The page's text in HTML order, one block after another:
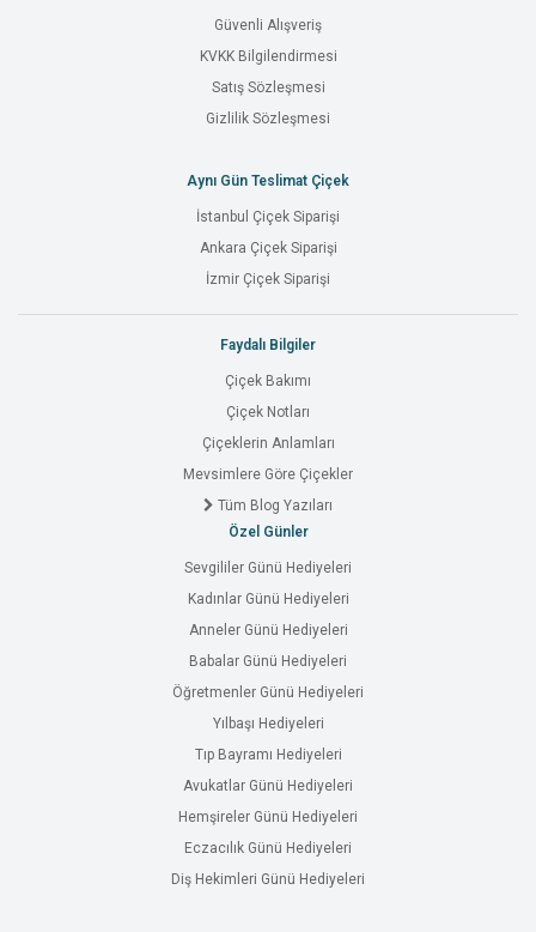
Güvenli Alışveriş
KVKK Bilgilendirmesi
Satış Sözleşmesi
Gizlilik Sözleşmesi
Aynı Gün Teslimat Çiçek
İstanbul Çiçek Siparişi
Ankara Çiçek Siparişi
İzmir Çiçek Siparişi
Faydalı Bilgiler
Çiçek Bakımı
Çiçek Notları
Çiçeklerin Anlamları
Mevsimlere Göre Çiçekler
Tüm Blog Yazıları
Özel Günler
Sevgililer Günü Hediyeleri
Kadınlar Günü Hediyeleri
Anneler Günü Hediyeleri
Babalar Günü Hediyeleri
Öğretmenler Günü Hediyeleri
Yılbaşı Hediyeleri
Tıp Bayramı Hediyeleri
Avukatlar Günü Hediyeleri
Hemşireler Günü Hediyeleri
Eczacılık Günü Hediyeleri
Diş Hekimleri Günü Hediyeleri